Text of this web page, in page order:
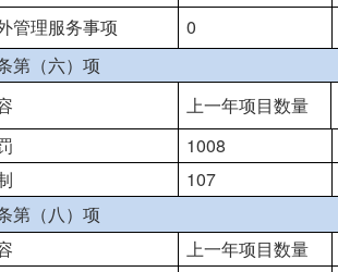
管理服务事项
0
第（六）项
上一年项目数量
1008
107
第（八）项
上一年项目数量